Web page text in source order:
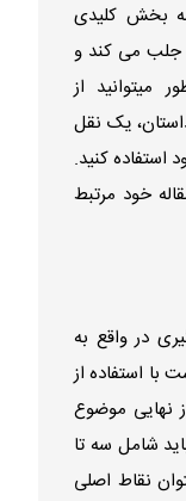
بخش کلیدی
جلب می کند و
میتوانید از
یک نقل
کنید.
خود مرتبط
در واقع به
استفاده از
نهایی موضوع
شامل سه تا
نقاط اصلی